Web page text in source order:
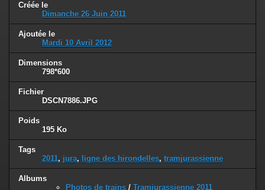
Créée le
Dimanche 26 Juin 2011
Ajoutée le
Mardi 10 Avril 2012
Dimensions
798*600
Fichier
DSCN7886.JPG
Poids
195 Ko
Tags
2011, jura, ligne des hirondelles, tramjurassienne
Albums
Photos de trains / Tramjurassienne 2011